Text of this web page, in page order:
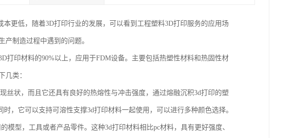
更低，随着3D打印行业的发展，可以看到工程塑料3D打印服务的应用场
产制造过程中遇到的问题。
打印材料的90%以上，应用于FDM设备。主要包括热塑性材料和热固性材
几类：
丝状，而且它还具有良好的热熔性与冲击强度，通过熔融沉积3d打印的塑
，它可以支持可溶性支撑3d打印材料一起使用，可以进行多种颜色选择。
模型，工具或者产品零件。这种3d打印材料相比pc材料，具有更好强度、